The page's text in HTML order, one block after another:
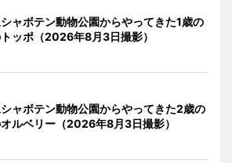
ャボテン動物公園からやってきた1歳の
ッポ（2026年8月3日撮影）
ャボテン動物公園からやってきた2歳の
ルベリー（2026年8月3日撮影）